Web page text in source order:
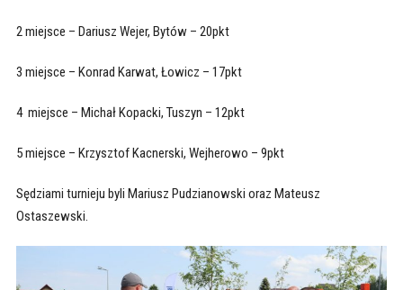
2 miejsce – Dariusz Wejer, Bytów – 20pkt
3 miejsce – Konrad Karwat, Łowicz – 17pkt
4 miejsce – Michał Kopacki, Tuszyn – 12pkt
5 miejsce – Krzysztof Kacnerski, Wejherowo – 9pkt
Sędziami turnieju byli Mariusz Pudzianowski oraz Mateusz
Ostaszewski.